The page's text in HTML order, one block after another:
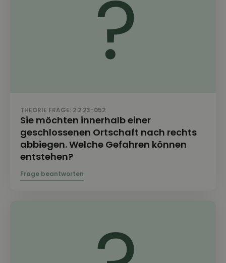
THEORIE FRAGE: 2.2.23-052
Sie möchten innerhalb einer
geschlossenen Ortschaft nach rechts
abbiegen. Welche Gefahren können
entstehen?